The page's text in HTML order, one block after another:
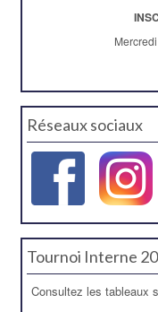
Réseaux sociaux
Tournoi Interne
Consultez les tableaux